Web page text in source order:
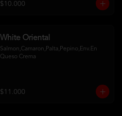
$10.000
White Oriental
Salmon,Camaron,Palta,Pepino,Env.En
Queso Crema
$11.000